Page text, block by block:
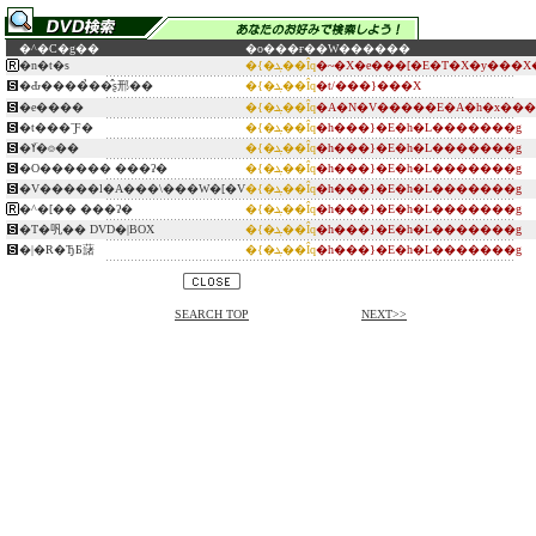
�^�C�g�� �o���ғ��W������
�n�t�s
�{�ܔ��Îq
�Ԃ����̉��̂ʂ邢��
�{�ܔ��Îq�t/���}���X
�e����
�{�ܔ��Îq
�t���ˉƑ�
�{�ܔ��Îq�h���}�E�h�L�������g
�ߌ�̈⌾��
�{�ܔ��Îq�h���}�E�h�L�������g
�O������ ���ʔ�
�{�ܔ��Îq�h���}�E�h�L�������g
�V�����l�A���\���W�[�V
�{�ܔ��Îq�h���}�E�h�L�������g
�^�[�� ���ʔ�
�{�ܔ��Îq�h���}�E�h�L�������g
�T�㕨�� DVD�|BOX
�{�ܔ��Îq�h���}�E�h�L�������g
�|�R�ЂƂ藷
�{�ܔ��Îq�h���}�E�h�L�������g
SEARCH TOP NEXT>>